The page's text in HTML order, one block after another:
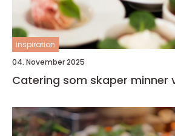
inspiration
04. November 2025
Catering som skaper minner